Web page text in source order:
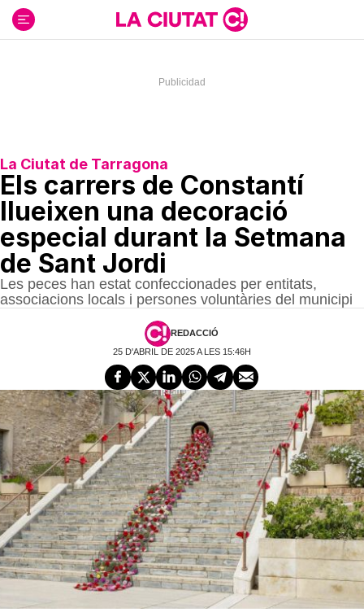
contenido
La Ciutat de Tarragona
Els carrers de Constantí
llueixen una decoració
especial durant la Setmana
de Sant Jordi
Les peces han estat confeccionades per entitats,
associacions locals i persones voluntàries del municipi
REDACCIÓ
25 D'ABRIL DE 2025 A LES 15:46H